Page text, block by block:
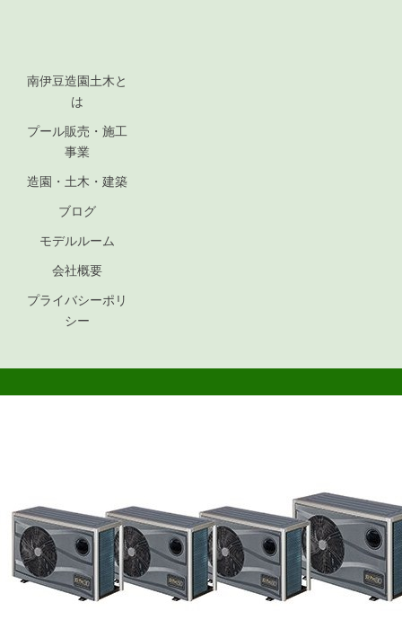
南伊豆造園土木と
は
プール販売・施工
事業
造園・土木・建築
ブログ
モデルルーム
会社概要
プライバシーポリ
シー